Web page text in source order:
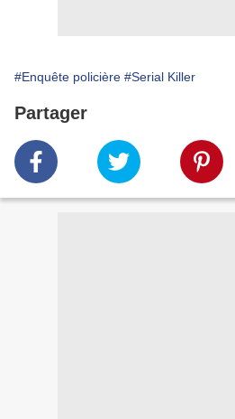
#Enquête policière #Serial Killer
Partager